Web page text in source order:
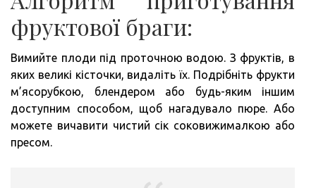
фруктової браги:
Вимийте плоди під проточною водою. З фруктів, в
яких великі кісточки, видаліть їх. Подрібніть фрукти
м’ясорубкою, блендером або будь-яким іншим
доступним способом, щоб нагадувало пюре. Або
можете вичавити чистий сік соковижималкою або
пресом.